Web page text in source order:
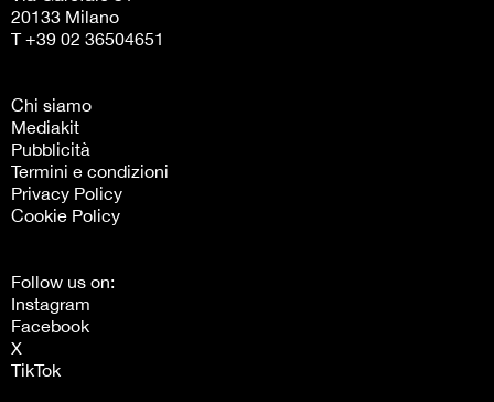
20133 Milano
T +39 02 36504651
Chi siamo
Mediakit
Pubblicità
Termini e condizioni
Privacy Policy
Cookie Policy
Follow us on:
Instagram
Facebook
X
TikTok